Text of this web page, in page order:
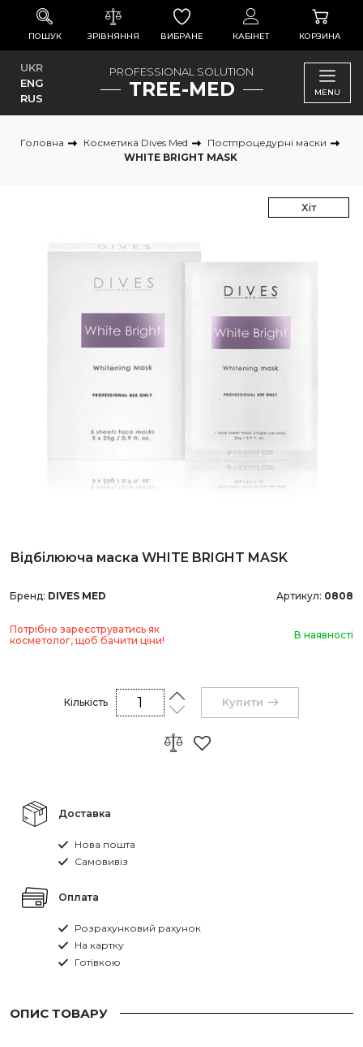
ПОШУК ЗРІВНЯННЯ ВИБРАНЕ КАБІНЕТ КОРЗИНА
PROFESSIONAL SOLUTION
TREE-MED
UKR
ENG
RUS
MENU
Головна Косметика Dives Med
Постпроцедурні маски
WHITE BRIGHT MASK
Хіт
Відбілююча маска WHITE BRIGHT MASK
Бренд: DIVES MED Артикул: 0808
Потрібно зареєструватись як
косметолог, щоб бачити ціни!
В наявності
Кількість Купити
Доставка
Нова пошта
Самовивіз
Оплата
Розрахунковий рахунок
На картку
Готівкою
ОПИС ТОВАРУ